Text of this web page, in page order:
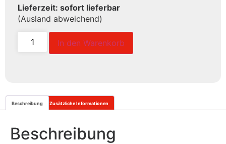
Lieferzeit: sofort lieferbar
(Ausland abweichend)
In den Warenkorb
Beschreibung Zusätzliche Informationen
Beschreibung